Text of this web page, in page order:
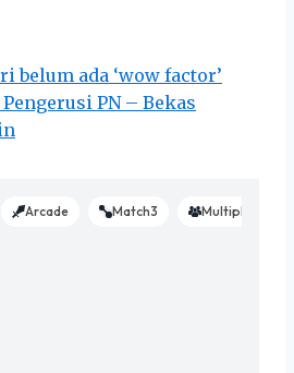
belum ada ‘wow factor’
PN – Bekas